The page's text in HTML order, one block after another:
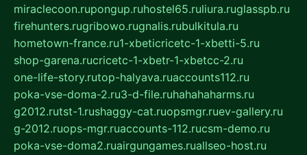
miraclecoon.rupongup.ruhostel65.ruliura.ruglasspb.ru
firehunters.rugribowo.rugnalis.rubulkitula.ru
hometown-france.ru1-xbeticricetc-1-xbetti-5.ru
shop-garena.rucricetc-1-xbetr-1-xbetcc-2.ru
one-life-story.rutop-halyava.ruaccounts112.ru
poka-vse-doma-2.ru3-d-file.ruhahahaharms.ru
g2012.rutst-1.rushaggy-cat.ruopsmgr.ruev-gallery.ru
g-2012.ruops-mgr.ruaccounts-112.rucsm-demo.ru
poka-vse-doma2.ruairgungames.ruallseo-host.ru